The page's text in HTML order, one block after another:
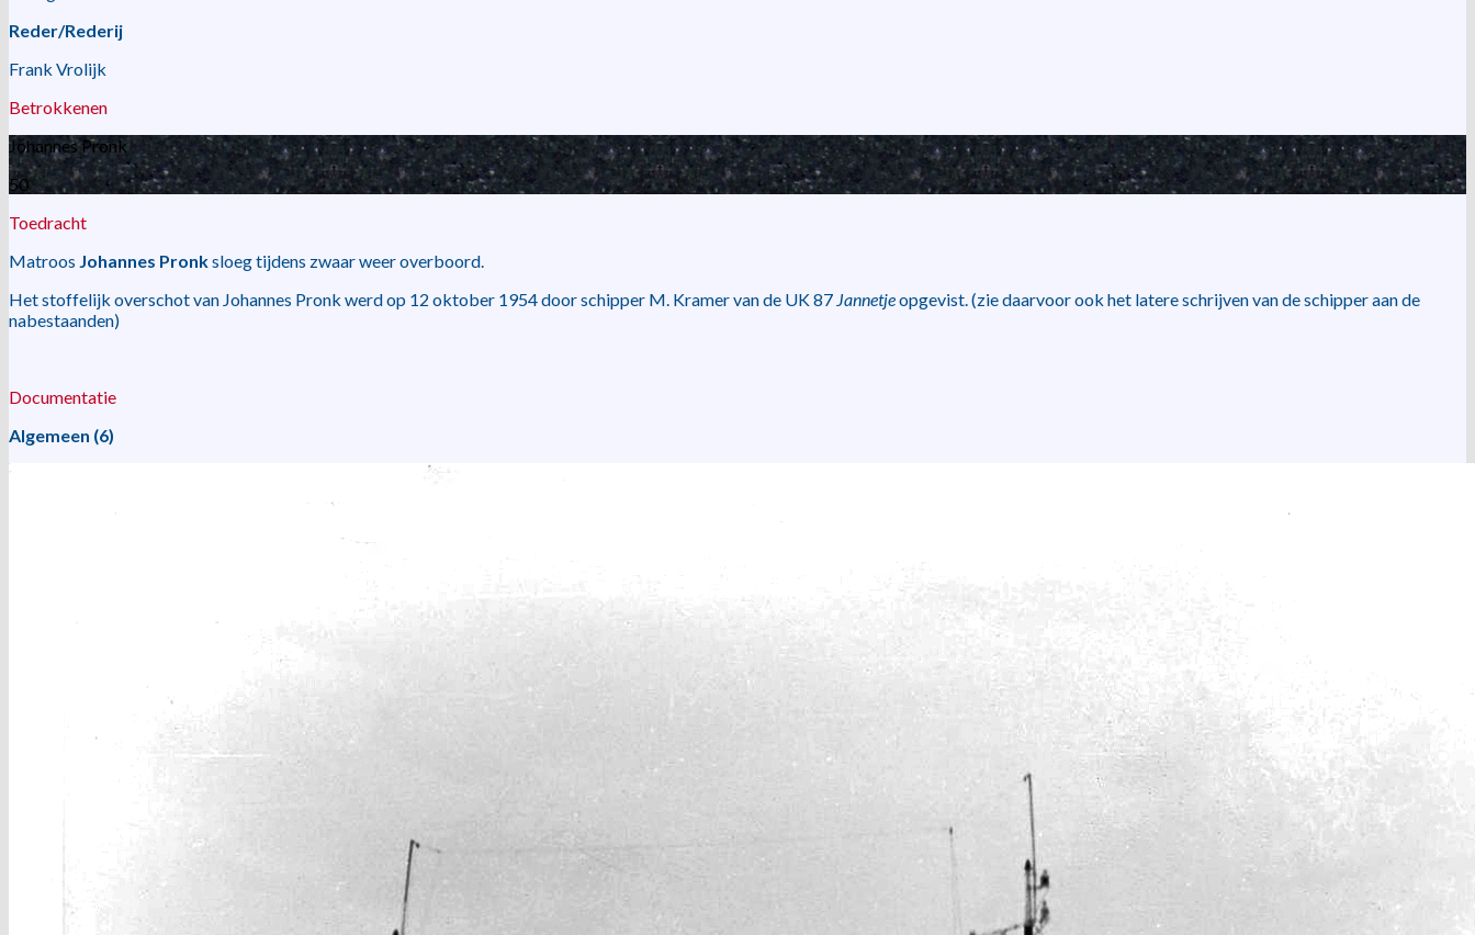
Reder/Rederij
Frank Vrolijk
Betrokkenen
Johannes Pronk
50
Toedracht
Matroos Johannes Pronksloeg tijdens zwaar weer overboord.
Het stoffelijk overschot van Johannes Pronk werd op 12 oktober 1954 door schipper M. Kramer van de UK 87 Jannetjeopgevist. (zie daarvoor ook het latere schrijven van de schipper aan de
nabestaanden)
Documentatie
Algemeen (6)